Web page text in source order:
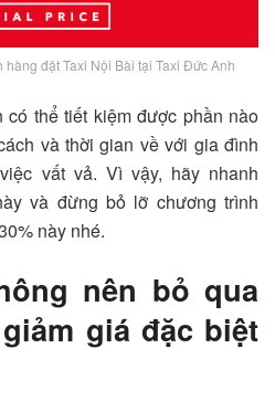
đặt Taxi Nội Bài tại Taxi Đức Anh
có thể tiết kiệm được phần nào
và thời gian về với gia đình
vất vả. Vì vậy, hãy nhanh
và đừng bỏ lỡ chương trình
này nhé.
nên bỏ qua
giá đặc biệt